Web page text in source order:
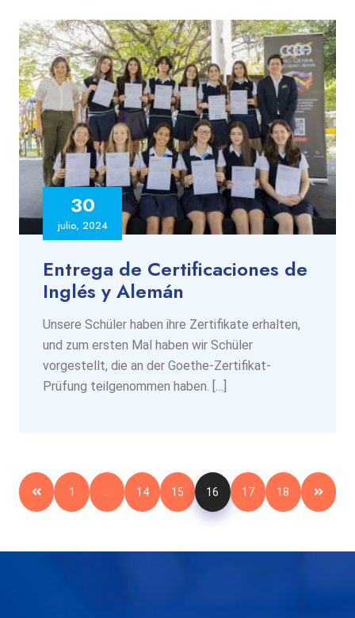
30
julio, 2024
Entrega de Certificaciones de
Inglés y Alemán
Unsere Schüler haben ihre Zertifikate erhalten,
und zum ersten Mal haben wir Schüler
vorgestellt, die an der Goethe-Zertifikat-
Prüfung teilgenommen haben. […]
1 14 15 16 17 18